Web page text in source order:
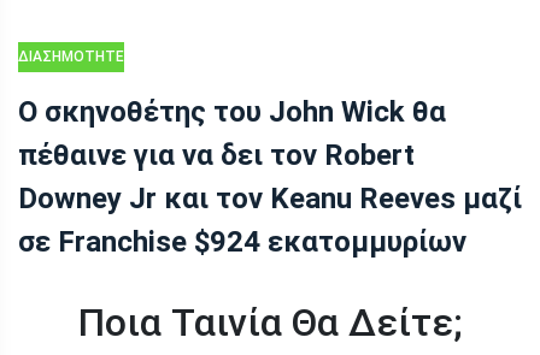
ΔΙΑΣΗΜΌΤΗΤΕΣ
Ο σκηνοθέτης του John Wick θα
πέθαινε για να δει τον Robert
Downey Jr και τον Keanu Reeves μαζί
σε Franchise $924 εκατομμυρίων
Ποια Ταινία Θα Δείτε;